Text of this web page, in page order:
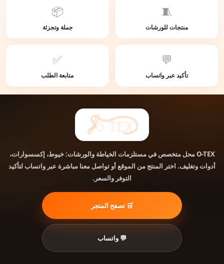
🧵
منتجات للورشات
📦
جملة وتجزئة
💬
تأكيد عبر واتساب
✅
متابعة الطلب
O-TEXمحل متخصص في مستلزمات الخياطة والورشات: خيوط، إكسسوارات،
أدوات وتغليف. اختر المنتج من الموقع أو تواصل معنا مباشرة عبر واتساب لتأكيد
التوفر والسعر.
🛒 تصفح المتجر
💬 واتساب